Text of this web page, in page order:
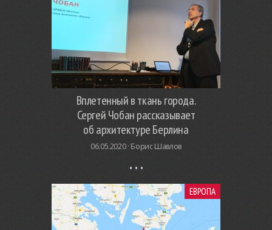
Вплетенный в ткань города.
Сергей Чобан рассказывает
об архитектуре Берлина
06.05.2020 · Борис Шавлов
ЕВРОПА